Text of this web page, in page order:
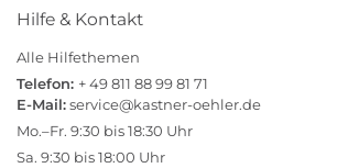
Hilfe & Kontakt
Alle Hilfethemen
Telefon: + 49 811 88 99 81 71
E-Mail:service@kastner-oehler.de
Mo.–Fr. 9:30 bis 18:30 Uhr
Sa. 9:30 bis 18:00 Uhr